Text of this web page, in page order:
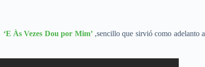
‘E Às Vezes Dou por Mim’,sencillo que sirvió como adelanto a